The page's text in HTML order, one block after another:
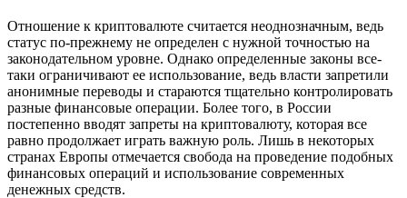
Отношение к криптовалюте считается неоднозначным, ведь
статус по-прежнему не определен с нужной точностью на
законодательном уровне. Однако определенные законы все-
таки ограничивают ее использование, ведь власти запретили
анонимные переводы и стараются тщательно контролировать
разные финансовые операции. Более того, в России
постепенно вводят запреты на криптовалюту, которая все
равно продолжает играть важную роль. Лишь в некоторых
странах Европы отмечается свобода на проведение подобных
финансовых операций и использование современных
денежных средств.